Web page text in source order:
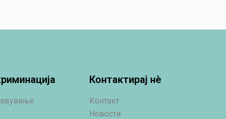
Контактирај нè
Контакт
Новости